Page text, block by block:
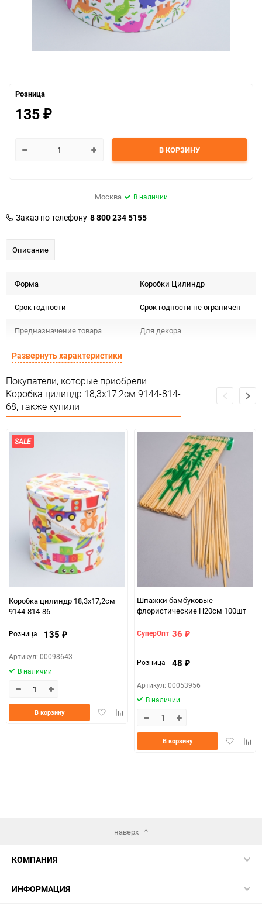
Розница
135 ₽
В КОРЗИНУ
Москва В наличии
Заказ по телефону 8 800 234 5155
Описание
Форма Коробки Цилиндр
Срок годности Срок годности не ограничен
Предназначение товара Для декора
Сертификация
Особые условия Особых условий не требует
Минимальное количество
Единица измерения шт
Развернуть характеристики
Покупатели, которые приобрели
Коробка цилиндр 18,3х17,2см 9144-814-
68, также купили
SALE
Коробка цилиндр 18,3х17,2см
9144-814-86
Розница 135 ₽
Артикул: 00098643
В наличии
ДобавитьДобавить
сравнению
В корзину
Шпажки бамбуковые
флористические H20см 100шт
СуперОпт 36 ₽
Розница 48 ₽
Артикул: 00053956
В наличии
Добавить
В корзину
наверх
КОМПАНИЯ
ИНФОРМАЦИЯ